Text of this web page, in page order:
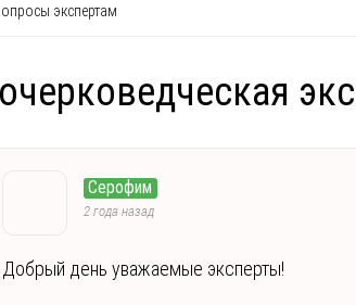
экспертам
Серофим
2 года назад
Добрый день уважаемые эксперты!